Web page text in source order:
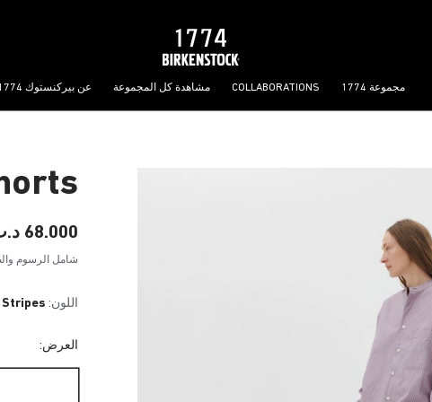
مجموعة 1774 COLLABORATIONS مشاهدة كل المجموعة عن بيركنستوك 1774
68.000 د.ب
شامل الرسوم
اللون: Stripes
العرض: